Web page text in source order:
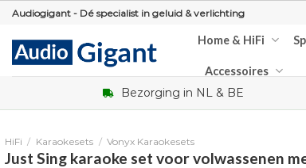
Skip
content
Audiogigant - Dé specialist in geluid & verlichting
Home & HiFi
Accessoires
Bezorging in NL & BE
HiFi / Karaokesets / Vonyx Karaokesets
Just Sing karaoke set voor volwassenen